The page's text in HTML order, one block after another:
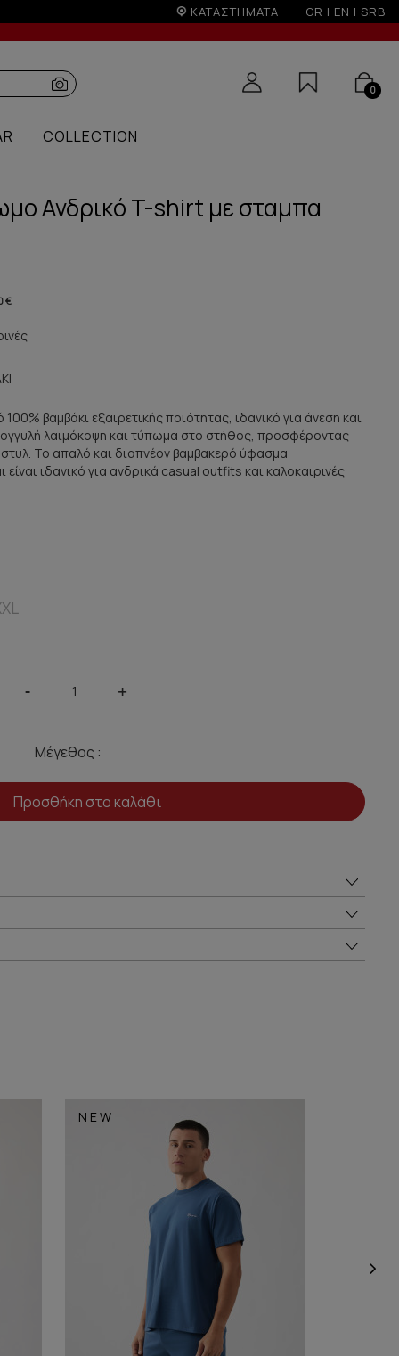
ΚΑΤΑΣΤΗΜΑΤΑ GR | EN | SRB
0
COLLECTION
Ανδρικό T-shirt με σταμπα
€
βαμβάκι εξαιρετικής ποιότητας, ιδανικό για άνεση και
λαιμόκοψη και τύπωμα στο στήθος, προσφέροντας
Το απαλό και διαπνέον βαμβακερό ύφασμα
ιδανικό για ανδρικά casual outfits και καλοκαιρινές
- +
Μέγεθος :
Προσθήκη στο καλάθι
NEW